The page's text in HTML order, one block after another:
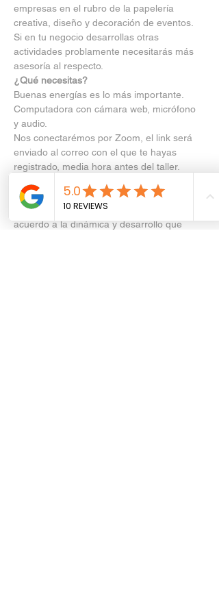
empresas en el rubro de la papelería
creativa, diseño y decoración de eventos.
Si en tu negocio desarrollas otras
actividades problamente necesitarás más
asesoría al respecto.
¿Qué necesitas?
Buenas energías es lo más importante.
Computadora con cámara web, micrófono
y audio.
Nos conectarémos por Zoom, el link será
enviado al correo con el que te hayas
registrado, media hora antes del taller.
-  1 hora aproximadamente. Tomar en
cuenta que el tiempo puede variar de
acuerdo a la dinámica y desarrollo que